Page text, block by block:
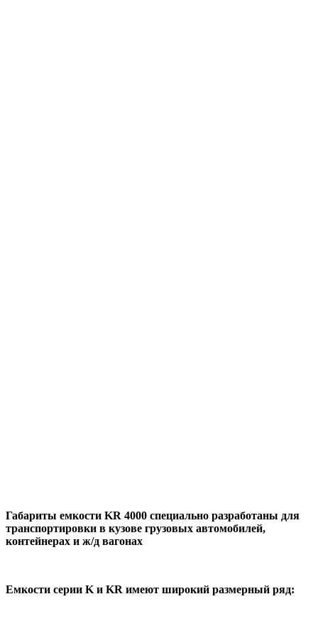
Габариты емкости KR 4000 специально разработаны для
транспортировки в кузове грузовых автомобилей,
контейнерах и ж/д вагонах
Емкости серии K и KR имеют широкий размерный ряд: